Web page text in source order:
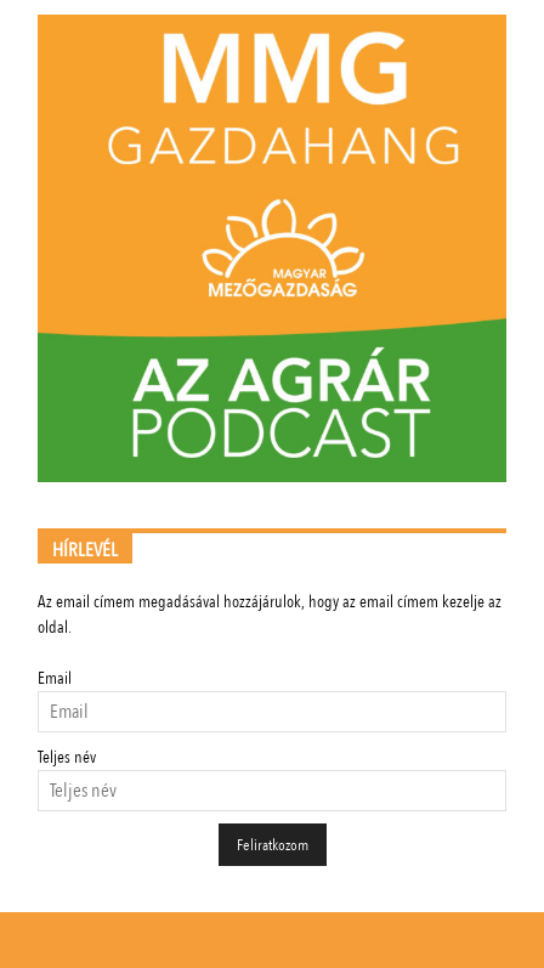
HÍRLEVÉL
Az email címem megadásával hozzájárulok, hogy az email címem kezelje az
oldal.
Email
Teljes név